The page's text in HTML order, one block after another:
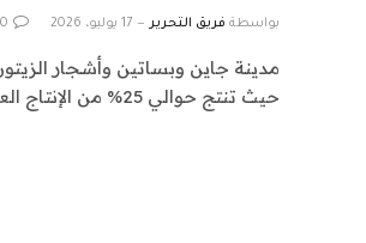
بواسطة فريق التحرير 17 يوليو، 2026 0
مدينة جاين وبساتين وأشجار
حيث تنتج حوالي 25% من الإنتاج العالمي…